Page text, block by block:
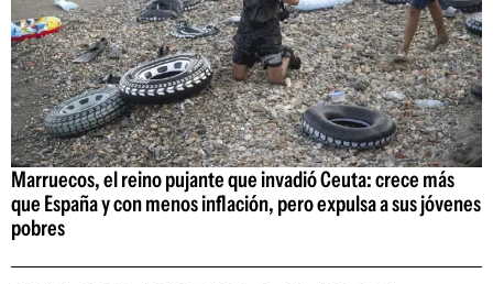
Marruecos, el reino pujante que invadió Ceuta: crece más
que España y con menos inflación, pero expulsa a sus jóvenes
pobres